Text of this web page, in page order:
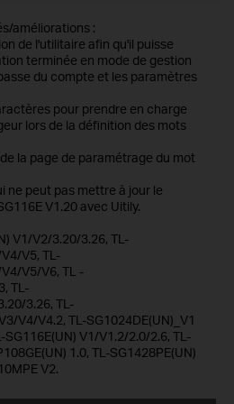
améliorations :
de l'utilitaire afin qu'il puisse
terminée en mode de gestion
du compte et les paramètres
pour prendre en charge
lors de la définition des mots
la page de paramétrage du mot
ne peut pas mettre à jour le
V1.20 avec Uitily.
V1/V2/3.20/3.26, TL-
V5, TL-
V5/V6, TL -
TL-
3.26, TL-
V4/V4.2, TL-SG1024DE(UN)_V1
V1/V1.2/2.0/2.6, TL-
1.0, TL-SG1428PE(UN)
V2.